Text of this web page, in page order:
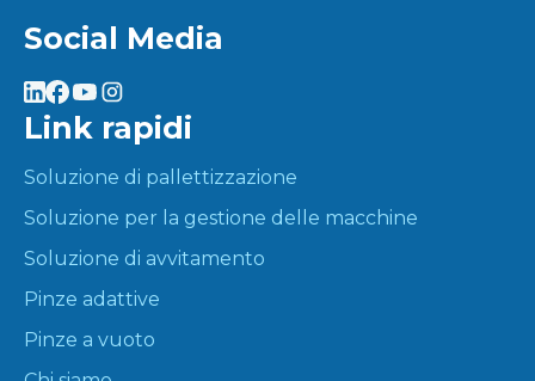
Social Media
Link rapidi
Soluzione di pallettizzazione
Soluzione per la gestione delle macchine
Soluzione di avvitamento
Pinze adattive
Pinze a vuoto